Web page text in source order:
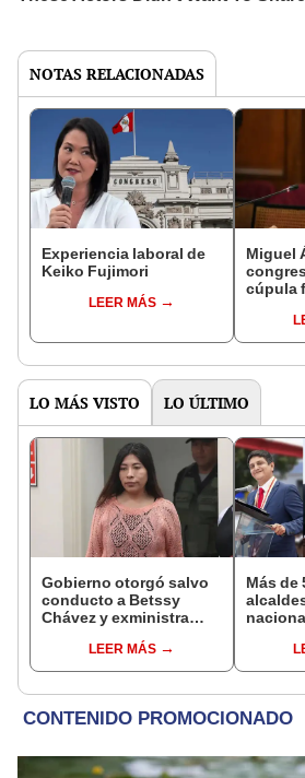
NOTAS RELACIONADAS
Experiencia laboral de
Keiko Fujimori
LEER MÁS
Miguel
cúpula
del
LO MÁS VISTO LO ÚLTIMO
Gobierno otorgó salvo
conducto a Betssy
Chávez y exministra
madrugadaLEER MÁS
Más de